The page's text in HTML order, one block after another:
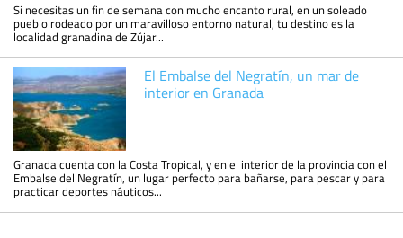
Si necesitas un fin de semana con mucho encanto rural, en un soleado
pueblo rodeado por un maravilloso entorno natural, tu destino es la
localidad granadina de Zújar...
El Embalse del Negratín, un mar de
interior en Granada
Granada cuenta con la Costa Tropical, y en el interior de la provincia con el
Embalse del Negratín, un lugar perfecto para bañarse, para pescar y para
practicar deportes náuticos...